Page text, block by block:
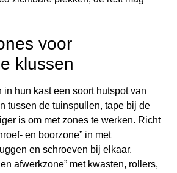
voor
klussen
hun kast een soort hutspot van
tussen de tuinspullen, tape bij de
is om met zones te werken. Richt
en boorzone” in met
en schroeven bij elkaar.
afwerkzone” met kwasten, rollers,